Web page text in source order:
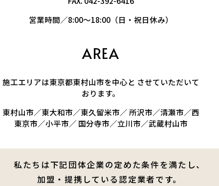
営業時間／8:00～18:00（日・祝日休み）
AREA
施工エリアは東京都東村山市を中心と させていただいて
おります。
東村山市／東大和市／東久留米市／ 所沢市／清瀬市／西
東京市／小平市／ 国分寺市／立川市／武蔵村山市
私たちは下記団体企業の定めた条件を満たし、
加盟・提携している認定業者です。